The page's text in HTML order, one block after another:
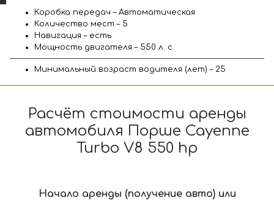
Коробка передач – Автоматическая
Количество мест – 5
Навигация – есть
Мощность двигателя – 550 л. с.
Минимальный возраст водителя (лет) – 25
Расчёт стоимости аренды
автомобиля Порше Cayenne
Turbo V8 550 hp
Начало аренды (получение авто) или